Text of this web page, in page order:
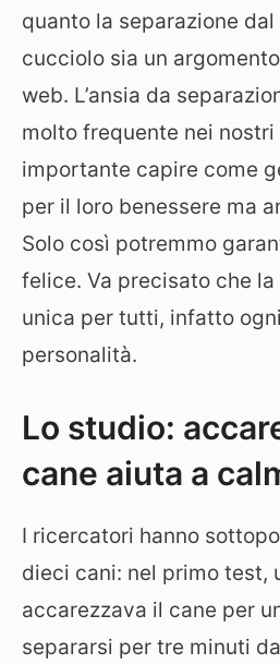
quanto la separazione
cucciolo sia un
web. L’ansia da
molto frequente nei
importante capire come
per il loro benessere ma
Solo così potremmo
felice. Va precisato che la
unica per tutti, infatto
personalità.
Lo studio:
cane aiuta a
I ricercatori hanno
dieci cani: nel primo test,
accarezzava il cane per
separarsi per tre minuti